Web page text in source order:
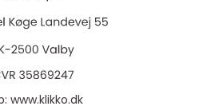
www.klikko.dk